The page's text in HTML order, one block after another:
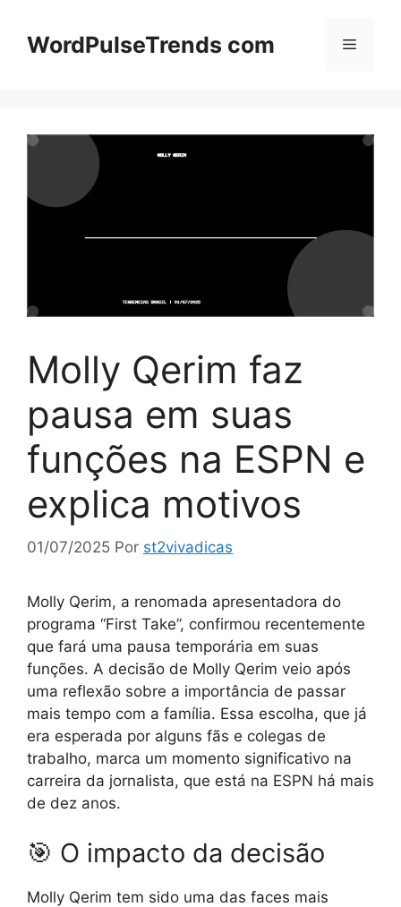
paraWordPulseTrends com Menu
Molly Qerim faz
pausa em suas
funções na ESPN e
explica motivos
01/07/2025 Por st2vivadicas
Molly Qerim, a renomada apresentadora do
programa “First Take”, confirmou recentemente
que fará uma pausa temporária em suas
funções. A decisão de Molly Qerim veio após
uma reflexão sobre a importância de passar
mais tempo com a família. Essa escolha, que já
era esperada por alguns fãs e colegas de
trabalho, marca um momento significativo na
carreira da jornalista, que está na ESPN há mais
de dez anos.
🎯 O impacto da decisão
Molly Qerim tem sido uma das faces mais